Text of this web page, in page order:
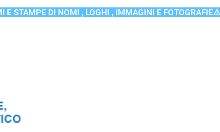
E STAMPE DI NOMI , LOGHI , IMMAGINI E